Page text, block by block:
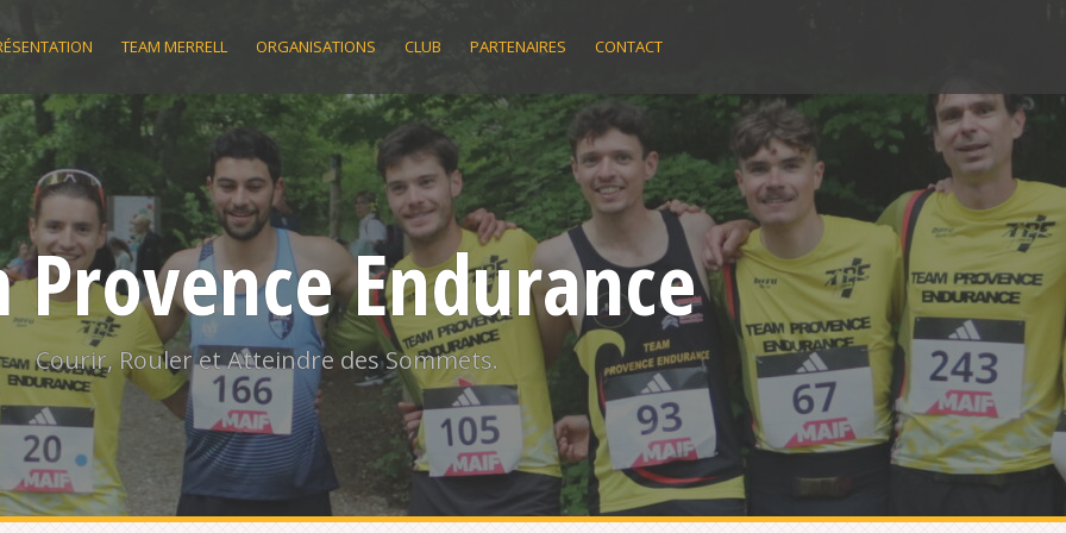
TEAM MERRELL ORGANISATIONS CLUB PARTENAIRES CONTACT
Provence Endurance
Courir, Rouler et Atteindre des Sommets.